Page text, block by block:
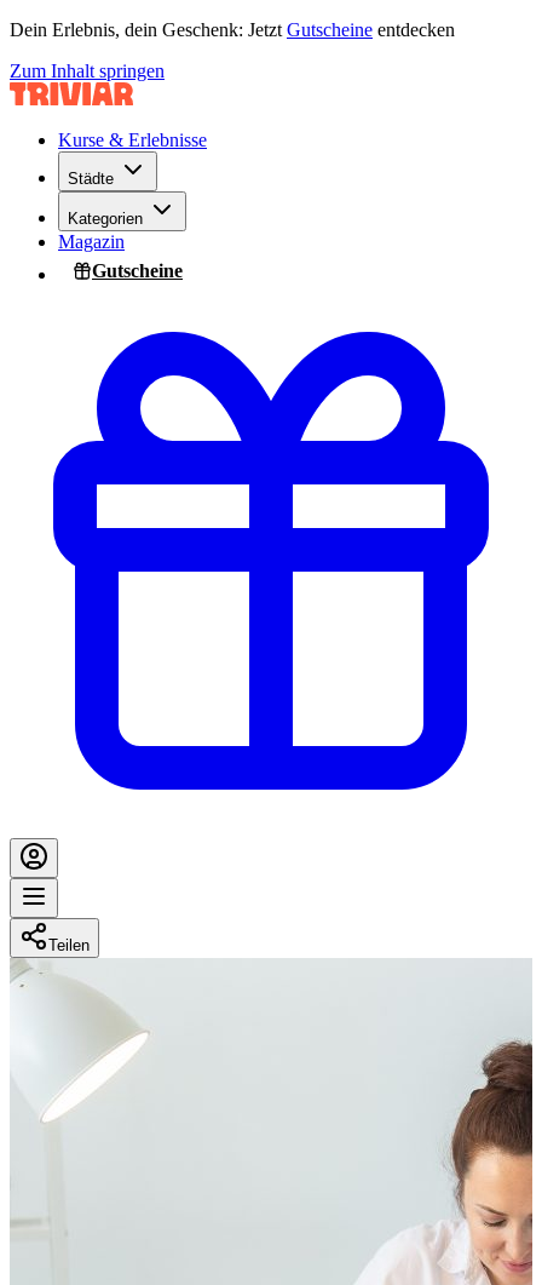
Dein Erlebnis, dein Geschenk: Jetzt Gutscheine entdecken
Zum Inhalt springen
Kurse & Erlebnisse
Städte
Kategorien
Magazin
Gutscheine
Teilen